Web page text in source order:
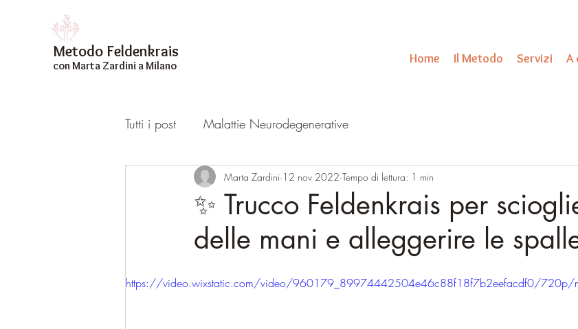
Metodo Feldenkrais
con Marta Zardini a Milano Home Il Metodo Servizi A
Tutti i post Malattie Neurodegenerative
✨️ Trucco Feldenkrais per
delle mani e alleggerire le
Marta Zardini 12 nov 2022 Tempo di lettura: 1 min
https://video.wixstatic.com/video/960179_89974442504e46c88f18f7b2eefacdf0/720p/